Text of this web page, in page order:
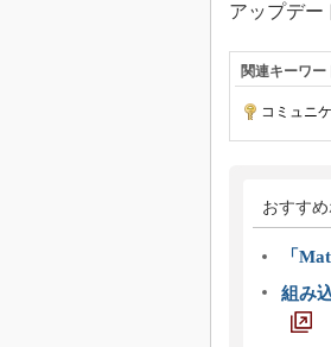
アップデー
関連キーワー
コミュニ
おすす
「
組み